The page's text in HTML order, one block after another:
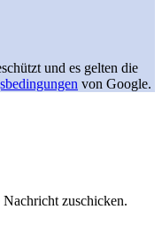
und es gelten die
von Google.
zuschicken.